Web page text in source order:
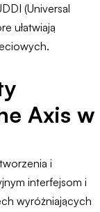
(Universal
ułatwiają
Axis w
i
interfejsom i
wyróżniających